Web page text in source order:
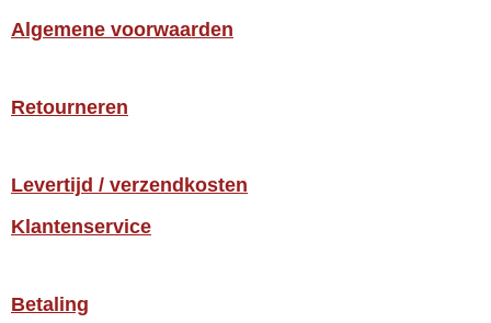
Algemene voorwaarden
Retourneren
Levertijd / verzendkosten
Klantenservice
Betaling